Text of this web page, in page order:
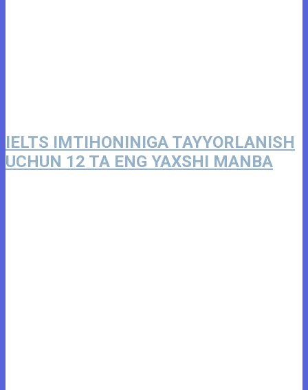
IELTS IMTIHONINIGA TAYYORLANISH
UCHUN 12 TA ENG YAXSHI MANBA